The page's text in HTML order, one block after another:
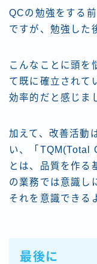
QCの勉強をする
ですが、勉強した
こんなことに頭を
て既に確立されて
効率的だと感じま
加えて、改善活動
い、「TQM(Total
とは、品質を作る
の業務では意識し
それを意識できる
最後に